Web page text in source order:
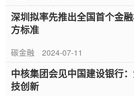
深圳拟率先推出全国首个金
方标准
碳金融 2024-07-11
中核集团会见中国建设银行
技创新